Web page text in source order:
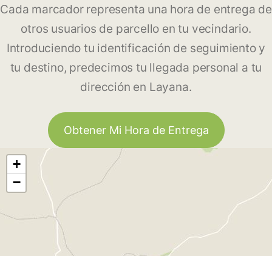
Cada marcador representa una hora de entrega de
otros usuarios de parcello en tu vecindario.
Introduciendo tu identificación de seguimiento y
tu destino, predecimos tu llegada personal a tu
dirección en Layana.
Obtener Mi Hora de Entrega
+
−